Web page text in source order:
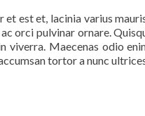
et est et, lacinia varius
orci pulvinar ornare.
viverra. Maecenas odio
tortor a nunc